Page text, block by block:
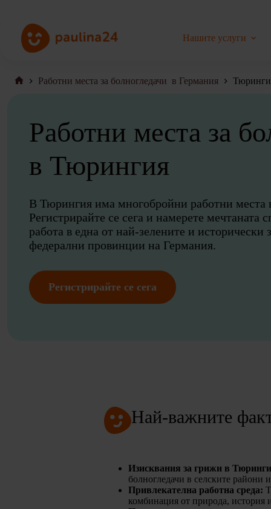
съдържанието
Нашите услуги
Работни места за болногледачи в Германия
Работни места за
в Тюрингия
В Тюрингия има многобройни работни места
Регистрирайте се сега и намерете мечтаната
работа в една от най-зелените и исторически
федерални провинции на Германия.
Регистрирайте се сега
Най-важните
Изисквания за грижи в
болногледачи в селските райони
Привлекателна работна среда:
комбинация от природа, история